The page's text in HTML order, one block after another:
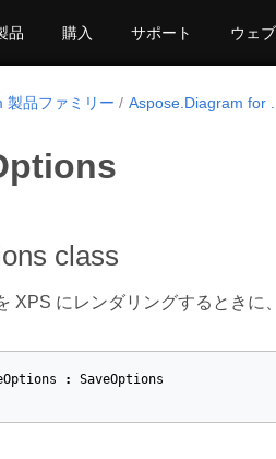
品 購入 サポート ウェ
製品ファミリー Aspose.Diagram for
class
XPS にレンダリングするときに
: SaveOptions